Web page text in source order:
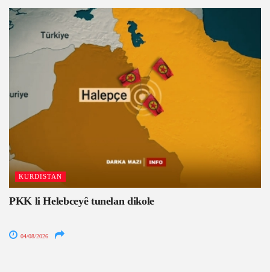
KURDISTAN
PKK li Helebceyê tunelan dikole
04/08/2026